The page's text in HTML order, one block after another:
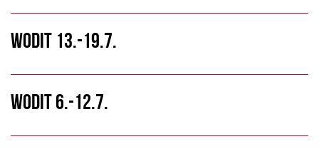
WODIT 13.-19.7.
WODIT 6.-12.7.